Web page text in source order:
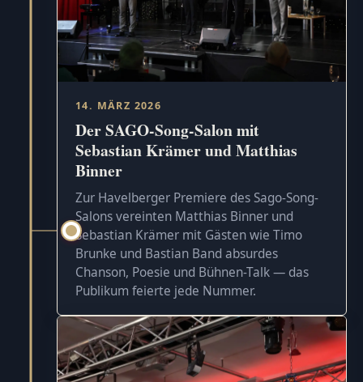
14. MÄRZ 2026
Der SAGO-Song-Salon mit
Sebastian Krämer und Matthias
Binner
Zur Havelberger Premiere des Sago-Song-
Salons vereinten Matthias Binner und
Sebastian Krämer mit Gästen wie Timo
Brunke und Bastian Band absurdes
Chanson, Poesie und Bühnen-Talk — das
Publikum feierte jede Nummer.